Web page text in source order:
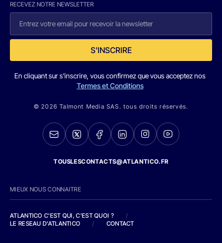
RECEVEZ NOTRE NEWSLETTER
S'INSCRIRE
En cliquant sur s'inscrire, vous confirmez que vous acceptez nos
Termes et Conditions
© 2026 Talmont Media SAS. tous droits réservés.
TOUSLESCONTACTS@ATLANTICO.FR
MIEUX NOUS CONNAITRE
ATLANTICO C'EST QUI, C'EST QUOI ?
/
LE RESEAU D'ATLANTICO
/ CONTACT